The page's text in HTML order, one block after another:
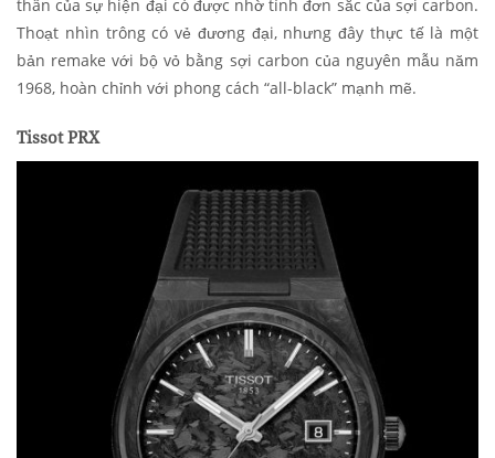
thân của sự hiện đại có được nhờ tính đơn sắc của sợi carbon.
Thoạt nhìn trông có vẻ đương đại, nhưng đây thực tế là một
bản remake với bộ vỏ bằng sợi carbon của nguyên mẫu năm
1968, hoàn chỉnh với phong cách “all-black” mạnh mẽ.
Tissot PRX